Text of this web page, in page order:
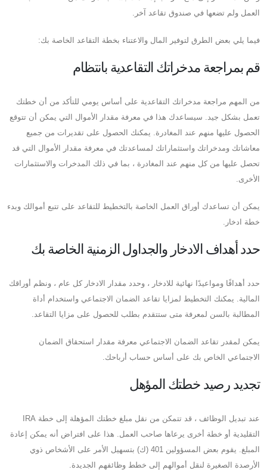
العمل ولم تضعها في صندوق تقاعد آخر.
فيما يلي بعض الطرق لتوفير المال والاعتناء بخطة التقاعد الخاصة بك:
قم بمراجعة مدخراتك التقاعدية بانتظام
من المهم مراجعة مدخراتك التقاعدية على أساس يومي للتأكد من أن خطتك
تعمل بشكل جيد. سيساعدك هذا في معرفة مقدار الأموال التي يمكن أن تتوقع
الحصول عليها منهم عند المغادرة. يمكنك الحصول على تقديرات من جميع
معاشاتك ومدخراتك واستثماراتك لمساعدتك في معرفة مقدار الأموال التي قد
تحصل عليها من كل منهم عند المغادرة ، بما في ذلك المدخرات والاستثمارات
الأخرى.
يمكن أن تساعدك أوراق العمل الخاصة بالتخطيط للتقاعد على تتبع أموالك وبدء
خطة ادخار.
حدد أهداف الادخار والجداول الزمنية الخاصة بك
حدد أهدافًا ومواعيدًا نهائية للادخار ، وحدد مقدار الادخار كل عام ، ونظم أوراقك
المالية. يمكنك التخطيط لمزايا تقاعد الضمان الاجتماعي واستخدام أداة
المطالبة بالسن لمعرفة متى ستتقدم بطلب للحصول على مزايا التقاعد.
يمكن لمقدر تقاعد الضمان الاجتماعي معرفة مقدار استحقاق الضمان
الاجتماعي الخاص بك على أساس حساب أرباحك.
تجديد رصيد خطتك المؤهل
عند تبديل الوظائف ، قد تتمكن من نقل مبلغ خطتك المؤهلة إلى خطة IRA
التقليدية أو خطة أخرى يرعاها صاحب العمل. هذا على افتراض أنه يمكن إعادة
المبلغ. يقوم بعض المسؤولين 401 (ك) بتسهيل الأمر على الأشخاص ذوي
الأرصدة الصغيرة لنقل أموالهم إلى خطط وظائفهم الجديدة.